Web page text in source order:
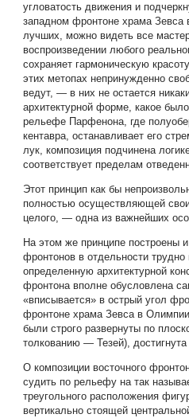
угловатость движения и
западном фронтоне храма
лучших, можно видеть все
воспроизведении любого
сохраняет гармоническую
этих метопах непринужденно
ведут, — в них не остается
архитектурной форме, какое
рельефе Парфенона, где
кентавра, останавливает его
лук, композиция подчинена
соответствует пределам
Этот принцип как бы
полностью осуществляющей
целого, — одна из важнейших
На этом же принципе построены
фронтонов в отдельности
определенную архитектурной
фронтона вполне обусловлена
«вписывается» в острый угол
фронтоне храма Зевса в
были строго развернуты по
толкованию — Тезей),
О композиции восточного
судить по рельефу на так
треугольного расположения
вертикально стоящей